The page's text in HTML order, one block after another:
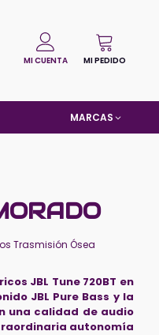
MI CUENTA MI PEDIDO
MARCAS
Trasmisión Ósea
JBL Tune 720BT en
JBL Pure Bass y la
una calidad de audio
autonomía